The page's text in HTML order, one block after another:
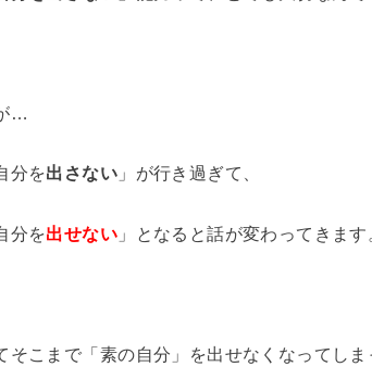
…
分を出さない 」が行き過ぎて、
分を出せない 」となると話が変わってきます
そこまで「素の自分」を出せなくなってしま